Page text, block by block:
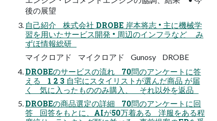
後の展望
自己紹介 株式会社 DROBE 岸本将志 • 主に機械学
習を用いたサービス開発 • 周辺のインフラなど み
ずほ情報総研
マイクロアド マイクロアド Gunosy DROBE
DROBEのサービスの流れ 70問のアンケートに答
える 1 2 3 自宅にスタイリストが選んだ商品 が届
く 気に入ったもののみ購入、 それ以外を返品
DROBEの商品選定の詳細 70問のアンケートに回
答 回答をもとに、AIが50万着ある 洋服をある程